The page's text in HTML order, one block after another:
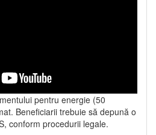
pentru energie (50
Beneficiarii trebuie să depună o
conform procedurii legale.